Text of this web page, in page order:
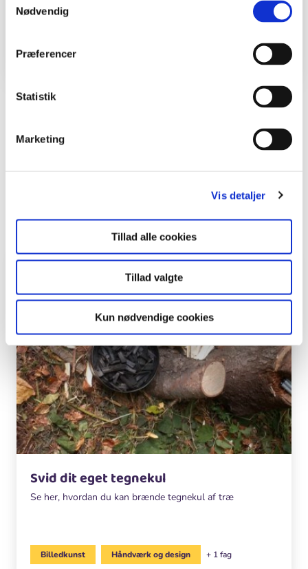
Nødvendig
Præferencer
Statistik
Marketing
Vis detaljer
Tillad alle cookies
Tillad valgte
Kun nødvendige cookies
Viser1ud af3
Svid dit eget tegnekul
Se her, hvordan du kan brænde tegnekul af træ
Aktiviteter
Billedkunst Håndværk og design + 1 fag